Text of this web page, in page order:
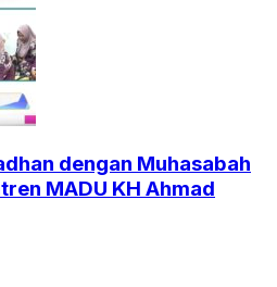
dengan Muhasabah
MADU KH Ahmad